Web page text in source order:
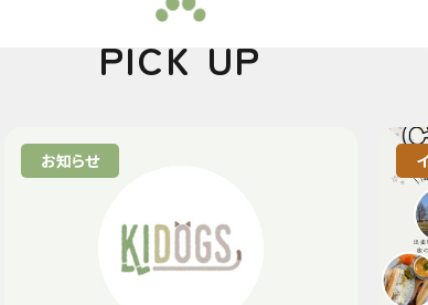
PICK UP
お知らせ